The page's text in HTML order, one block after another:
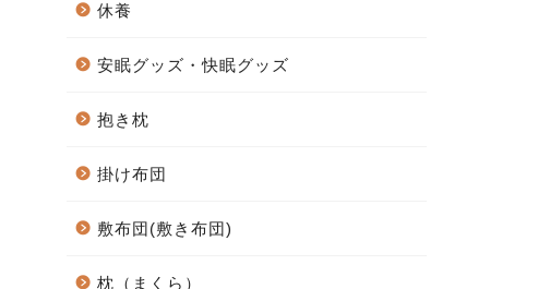
休養
安眠グッズ・快眠グッズ
抱き枕
掛け布団
敷布団(敷き布団)
枕（まくら）